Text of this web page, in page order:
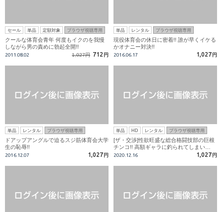
セール 単品 定額対象 ブラウザ視聴専用
クールな体育会青年 何度もイクのを我慢
しながら男の責めに勃起全開!!
2011.08.02 1,027円 712 円
単品 レンタル ブラウザ視聴専用
現役体育会の休日に密着!! 誰が早くイケる
かオナニー対決!!
2016.06.17 1,027 円
単品 レンタル ブラウザ視聴専用
ドアップアングルで迫るスジ筋体育会大学
生の恥辱!!
2016.12.07 1,027 円
単品 HD レンタル ブラウザ視聴専用
[ザ・交渉]性欲旺盛な総合格闘技部の巨根
チンコ!! 高額ギャラに釣られてしまい…
2020.12.16 1,027 円